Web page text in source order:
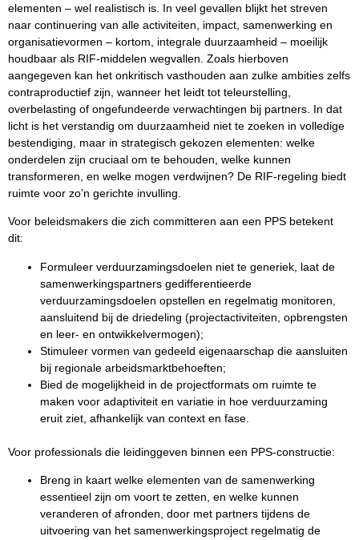
elementen – wel realistisch is. In veel gevallen blijkt het streven
naar continuering van alle activiteiten, impact, samenwerking en
organisatievormen – kortom, integrale duurzaamheid – moeilijk
houdbaar als RIF-middelen wegvallen. Zoals hierboven
aangegeven kan het onkritisch vasthouden aan zulke ambities zelfs
contraproductief zijn, wanneer het leidt tot teleurstelling,
overbelasting of ongefundeerde verwachtingen bij partners. In dat
licht is het verstandig om duurzaamheid niet te zoeken in volledige
bestendiging, maar in strategisch gekozen elementen: welke
onderdelen zijn cruciaal om te behouden, welke kunnen
transformeren, en welke mogen verdwijnen? De RIF-regeling biedt
ruimte voor zo’n gerichte invulling.
Voor beleidsmakers die zich committeren aan een PPS betekent
dit:
Formuleer verduurzamingsdoelen niet te generiek, laat de
samenwerkingspartners gedifferentieerde
verduurzamingsdoelen opstellen en regelmatig monitoren,
aansluitend bij de driedeling (projectactiviteiten, opbrengsten
en leer- en ontwikkelvermogen);
Stimuleer vormen van gedeeld eigenaarschap die aansluiten
bij regionale arbeidsmarktbehoeften;
Bied de mogelijkheid in de projectformats om ruimte te
maken voor adaptiviteit en variatie in hoe verduurzaming
eruit ziet, afhankelijk van context en fase.
Voor professionals die leidinggeven binnen een PPS-constructie:
Breng in kaart welke elementen van de samenwerking
essentieel zijn om voort te zetten, en welke kunnen
veranderen of afronden, door met partners tijdens de
uitvoering van het samenwerkingsproject regelmatig de